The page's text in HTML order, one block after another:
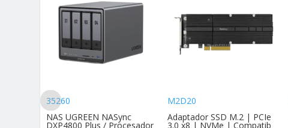
35260
NAS UGREEN NASync
DXP4800 Plus / Procesador
M2D20
Adaptador SSD M.2 | PCIe
3.0 x8 | NVMe | Compatib